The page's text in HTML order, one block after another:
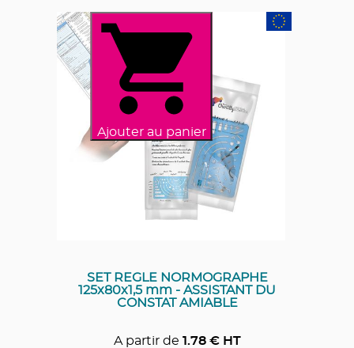
Ajouter au panier
SET REGLE NORMOGRAPHE
125x80x1,5 mm - ASSISTANT DU
CONSTAT AMIABLE
A partir de 1.78€ HT